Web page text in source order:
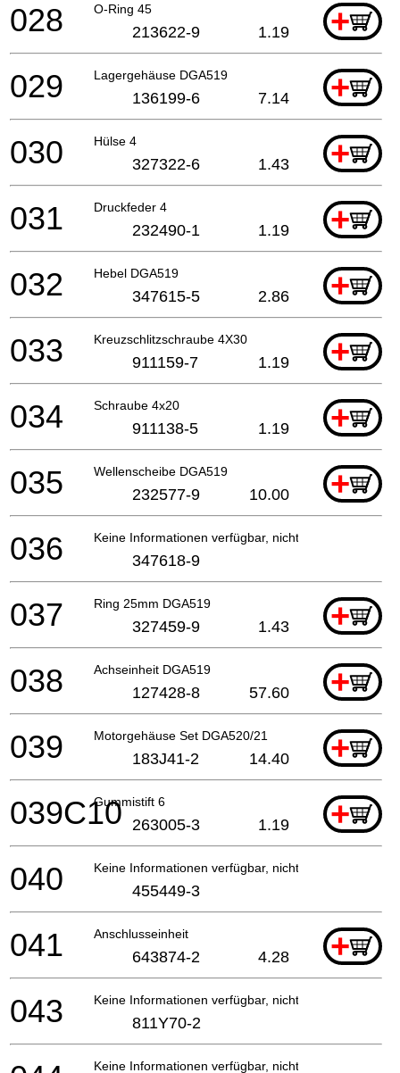
O-Ring 45 +
028 213622-9 1.19
Lagergehäuse DGA519 +
029 136199-6 7.14
Hülse 4 +
030 327322-6 1.43
Druckfeder 4 +
031 232490-1 1.19
Hebel DGA519 +
032 347615-5 2.86
Kreuzschlitzschraube 4X30 +
033 911159-7 1.19
Schraube 4x20 +
034 911138-5 1.19
Wellenscheibe DGA519 +
035 232577-9 10.00
Keine Informationen verfügbar, nicht bestellbar
036 347618-9
Ring 25mm DGA519 +
037 327459-9 1.43
Achseinheit DGA519 +
038 127428-8 57.60
Motorgehäuse Set DGA520/21 +
039 183J41-2 14.40
Gummistift 6 +
039C10 263005-3 1.19
Keine Informationen verfügbar, nicht bestellbar
040 455449-3
Anschlusseinheit +
041 643874-2 4.28
Keine Informationen verfügbar, nicht bestellbar
043 811Y70-2
Keine Informationen verfügbar, nicht bestellbar